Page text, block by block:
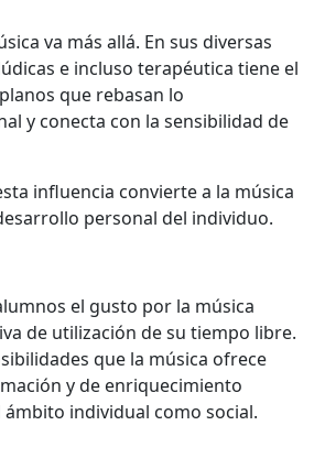
va más allá. En sus diversas
e incluso terapéutica tiene el
que rebasan lo
y conecta con la sensibilidad de
influencia convierte a la música
personal del individuo.
el gusto por la música
de utilización de su tiempo libre.
que la música ofrece
y de enriquecimiento
individual como social.